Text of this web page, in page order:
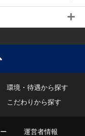
環境・待遇から探す
こだわりから探す
運営者情報